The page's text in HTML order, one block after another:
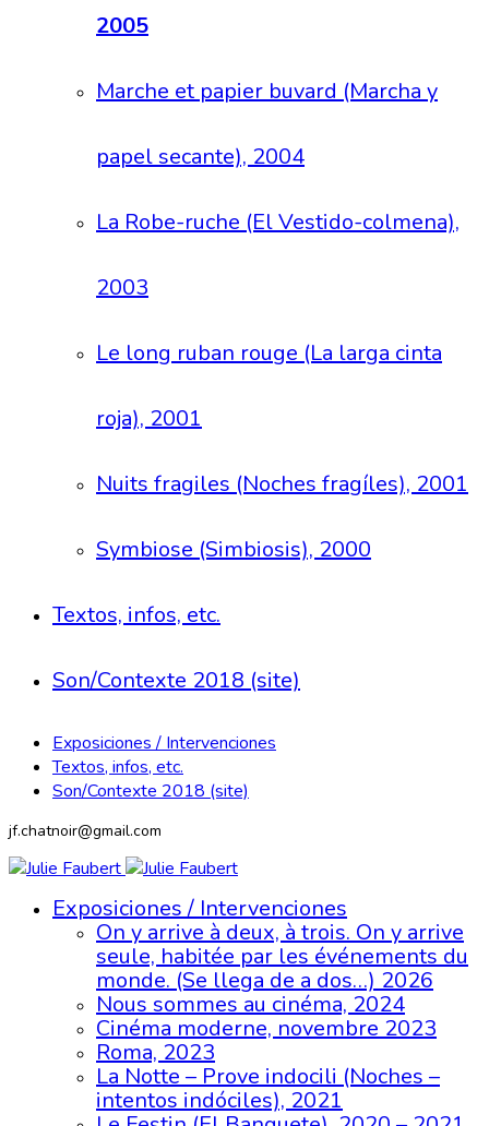
2005
Marche et papier buvard (Marcha y
papel secante), 2004
La Robe-ruche (El Vestido-colmena),
2003
Le long ruban rouge (La larga cinta
roja), 2001
Nuits fragiles (Noches fragíles), 2001
Symbiose (Simbiosis), 2000
Textos, infos, etc.
Son/Contexte 2018 (site)
Exposiciones / Intervenciones
Textos, infos, etc.
Son/Contexte 2018 (site)
jf.chatnoir@gmail.com
Exposiciones / Intervenciones
On y arrive à deux, à trois. On y arrive
seule, habitée par les événements du
monde. (Se llega de a dos…) 2026
Nous sommes au cinéma, 2024
Cinéma moderne, novembre 2023
Roma, 2023
La Notte – Prove indocili (Noches –
intentos indóciles), 2021